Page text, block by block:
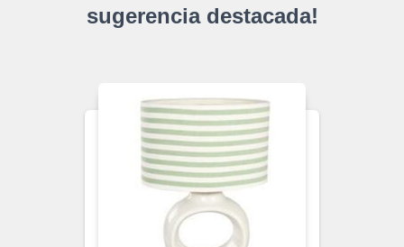
sugerencia destacada!